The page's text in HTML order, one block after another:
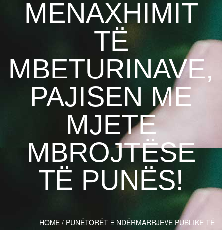
MENAXHIMIT
TË
MBETURINAVE,
PAJISEN ME
MJETE
MBROJTËSE
TË PUNËS!
HOME / PUNËTORËT E NDËRMARRJEVE PUBLIKE TË